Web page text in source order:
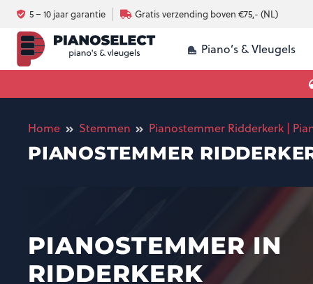
5 – 10 jaar garantie Gratis verzending boven €75,- (NL)
Piano’s & Vleugels
Home Stemmen Pianostemmer Ridderkerk |
PIANOSTEMMER
PIANOSTEMMER IN
RIDDERKERK